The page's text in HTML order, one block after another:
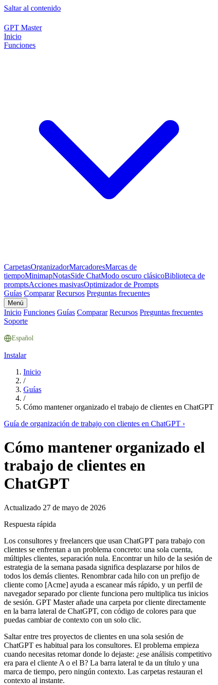
Saltar al contenido
GPT Master
Inicio
Funciones
CarpetasOrganizadorMarcadoresMarcas de
tiempoMinimapNotasSide ChatModo oscuro clásicoBiblioteca de
promptsAcciones masivasOptimizador de Prompts
Guías Comparar Recursos Preguntas frecuentes
Menú
Inicio Funciones Guías Comparar Recursos Preguntas frecuentes
Soporte
Español
Instalar
Inicio
/
Guías
/
Cómo mantener organizado el trabajo de clientes en ChatGPT
Guía de organización de trabajo con clientes en ChatGPT ›
Cómo mantener organizado el
trabajo de clientes en
ChatGPT
Actualizado 27 de mayo de 2026
Respuesta rápida
Los consultores y freelancers que usan ChatGPT para trabajo con
clientes se enfrentan a un problema concreto: una sola cuenta,
múltiples clientes, separación nula. Encontrar un hilo de la sesión de
estrategia de la semana pasada significa desplazarse por hilos de
todos los demás clientes. Renombrar cada hilo con un prefijo de
cliente como [Acme] ayuda a escanear más rápido, y un perfil de
navegador separado por cliente funciona pero multiplica tus inicios
de sesión. GPT Master añade una carpeta por cliente directamente
en la barra lateral de ChatGPT, con código de colores para que
puedas cambiar de contexto con un solo clic.
Saltar entre tres proyectos de clientes en una sola sesión de
ChatGPT es habitual para los consultores. El problema empieza
cuando necesitas retomar donde lo dejaste: ¿ese análisis competitivo
era para el cliente A o el B? La barra lateral te da un título y una
marca de tiempo, pero ningún contexto. Las carpetas restauran el
contexto al instante.